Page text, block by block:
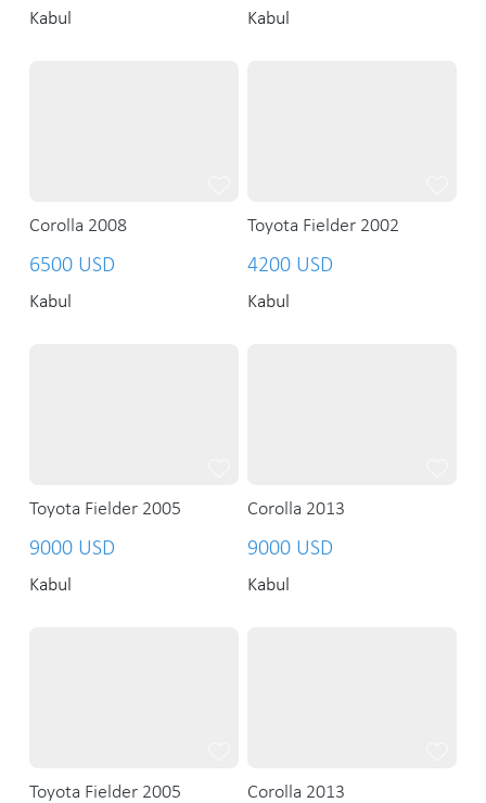
Kabul Kabul
Corolla 2008
6500 USD
Kabul
Toyota Fielder 2002
4200 USD
Kabul
Toyota Fielder 2005
9000 USD
Kabul
Corolla 2013
9000 USD
Kabul
Toyota Fielder 2005 Corolla 2013